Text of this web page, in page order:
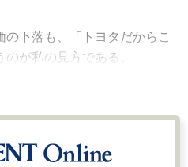
の下落も、「トヨタだからこ
が私の見方である。